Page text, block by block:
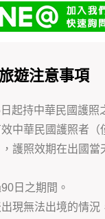
旅遊注意事項
起持中華民國護照
中華民國護照者（
護照效期在出國當
日之期間。
現無法出境的情況